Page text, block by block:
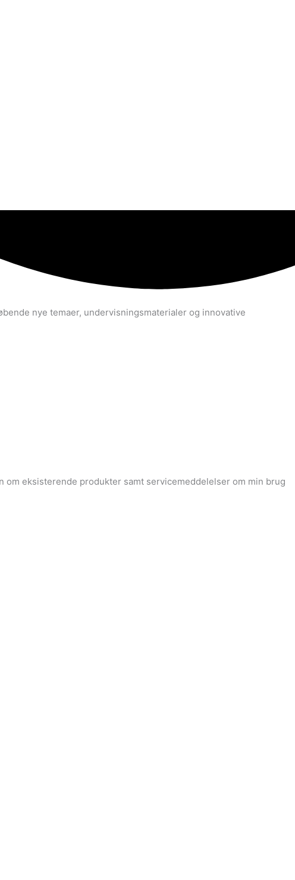
nye temaer, undervisningsmaterialer og innovative
om eksisterende produkter samt servicemeddelelser om min brug